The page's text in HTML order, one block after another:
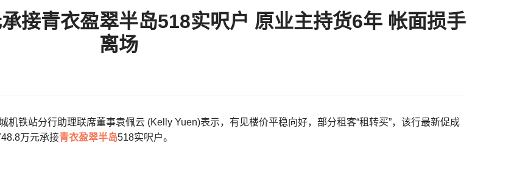
接青衣盈翠半岛518实呎户 原业主持货6年 帐面损手
离场
机铁站分行助理联席董事袁佩云 (Kelly Yuen)表示，有见楼价平稳向好，部分租客“租转买”，该行最新促成
万元承接青衣盈翠半岛518实呎户。